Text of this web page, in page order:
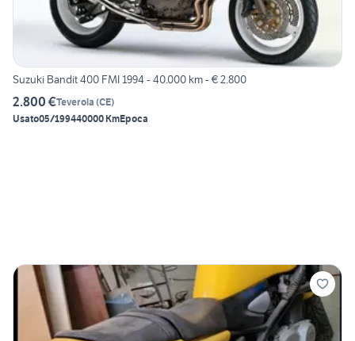
Suzuki Bandit 400 FMI 1994 - 40.000 km - € 2.800
2.800 €Teverola (CE)
Usato05/199440000 KmEpoca